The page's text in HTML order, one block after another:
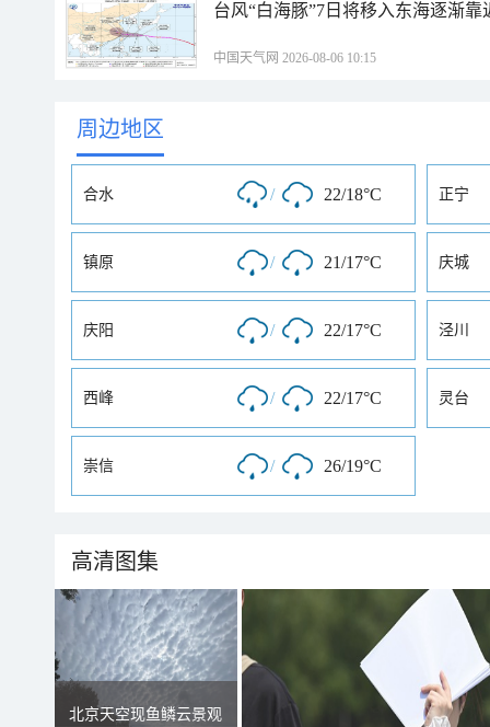
台风“白海豚”7日将移入东海逐渐
中国天气网 2026-08-06 10:15
周边地区
合水 / 22/18°C 正宁
镇原 / 21/17°C 庆城
庆阳 / 22/17°C 泾川
西峰 / 22/17°C 灵台
崇信 / 26/19°C
高清图集
北京天空现鱼鳞云景观